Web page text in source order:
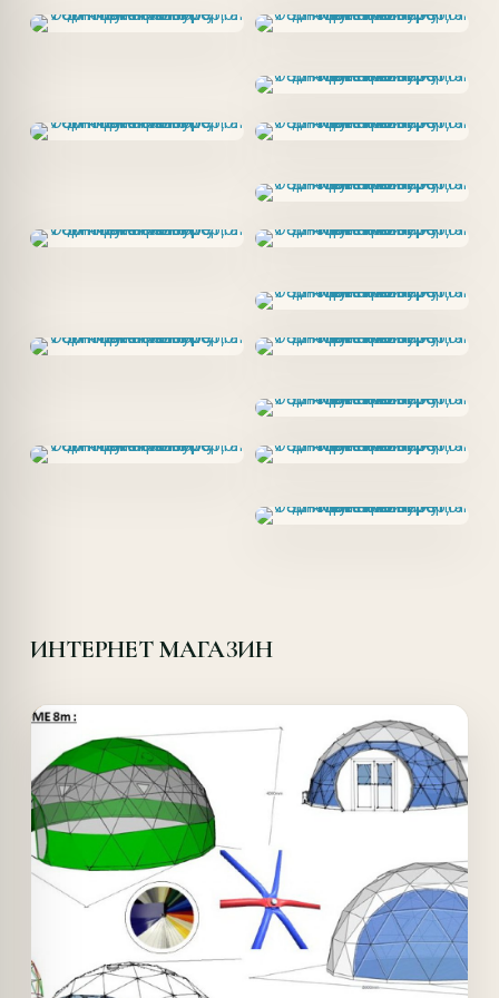
ИНТЕРНЕТ МАГАЗИН
Details
Offer!
Quick View